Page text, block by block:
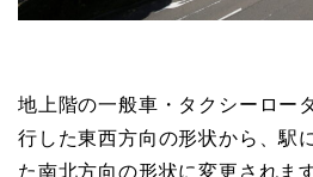
地上階の一般車・タクシーロー
行した東西方向の形状から、駅
た南北方向の形状に変更されます